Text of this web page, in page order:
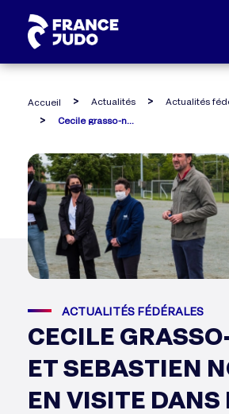
Accueil Actualités
Actualités
ACTUALITÉS FÉDÉRALES
CECILE
ET SEBASTIEN
EN VISITE DANS